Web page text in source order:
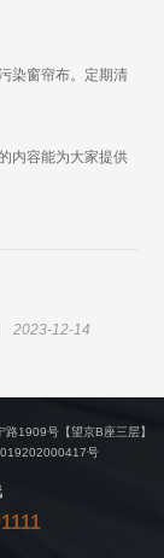
染窗帘布。定期清
内容能为大家提供
2023-12-14
1909号【望京B座三层】
号